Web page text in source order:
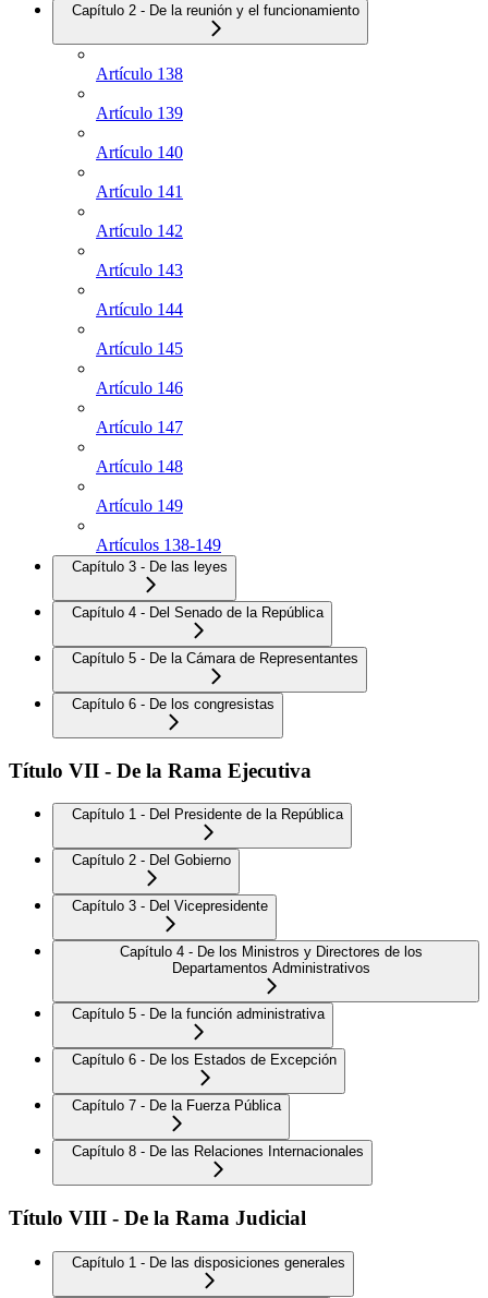
Capítulo 2 - De la reunión y el funcionamiento
Artículo 138
Artículo 139
Artículo 140
Artículo 141
Artículo 142
Artículo 143
Artículo 144
Artículo 145
Artículo 146
Artículo 147
Artículo 148
Artículo 149
Artículos 138-149
Capítulo 3 - De las leyes
Capítulo 4 - Del Senado de la República
Capítulo 5 - De la Cámara de Representantes
Capítulo 6 - De los congresistas
Título VII - De la Rama Ejecutiva
Capítulo 1 - Del Presidente de la República
Capítulo 2 - Del Gobierno
Capítulo 3 - Del Vicepresidente
Capítulo 4 - De los Ministros y Directores de los
Departamentos Administrativos
Capítulo 5 - De la función administrativa
Capítulo 6 - De los Estados de Excepción
Capítulo 7 - De la Fuerza Pública
Capítulo 8 - De las Relaciones Internacionales
Título VIII - De la Rama Judicial
Capítulo 1 - De las disposiciones generales